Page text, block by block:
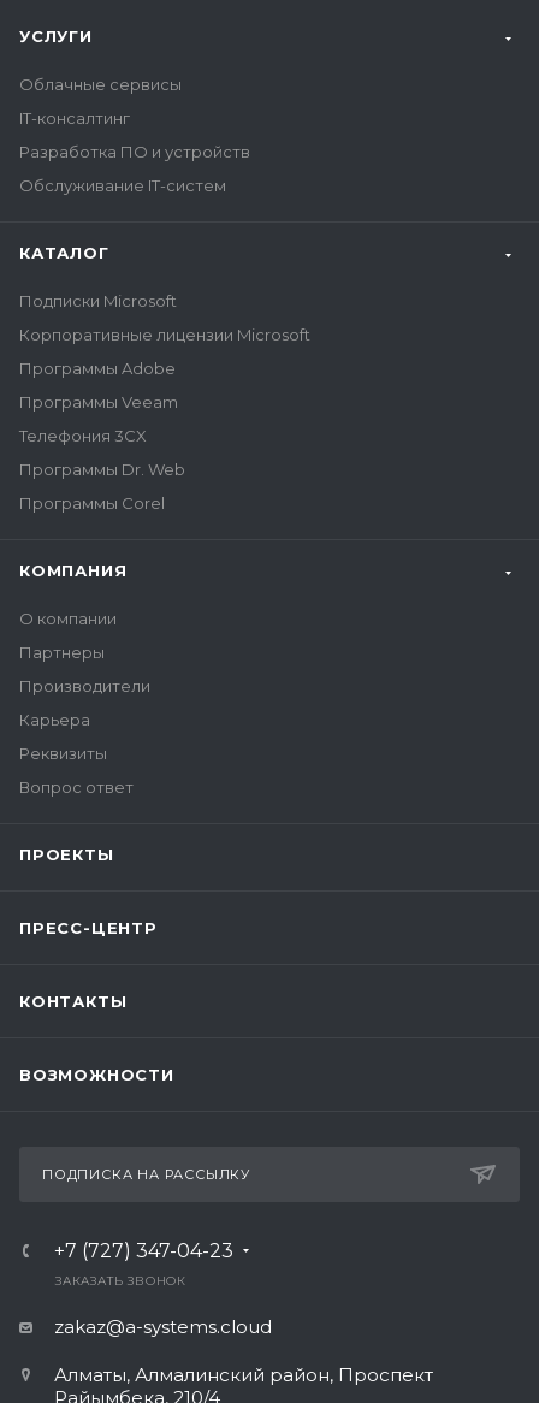
УСЛУГИ
Облачные сервисы
IT-консалтинг
Разработка ПО и устройств
Обслуживание IT-систем
КАТАЛОГ
Подписки Microsoft
Корпоративные лицензии Microsoft
Программы Adobe
Программы Veeam
Телефония 3CX
Программы Dr. Web
Программы Corel
КОМПАНИЯ
О компании
Партнеры
Производители
Карьера
Реквизиты
Вопрос ответ
ПРОЕКТЫ
ПРЕСС-ЦЕНТР
КОНТАКТЫ
ВОЗМОЖНОСТИ
ПОДПИСКА НА РАССЫЛКУ
+7 (727) 347-04-23
ЗАКАЗАТЬ ЗВОНОК
zakaz@a-systems.cloud
Алматы, ​Алмалинский район, Проспект
Райымбека, 210/4